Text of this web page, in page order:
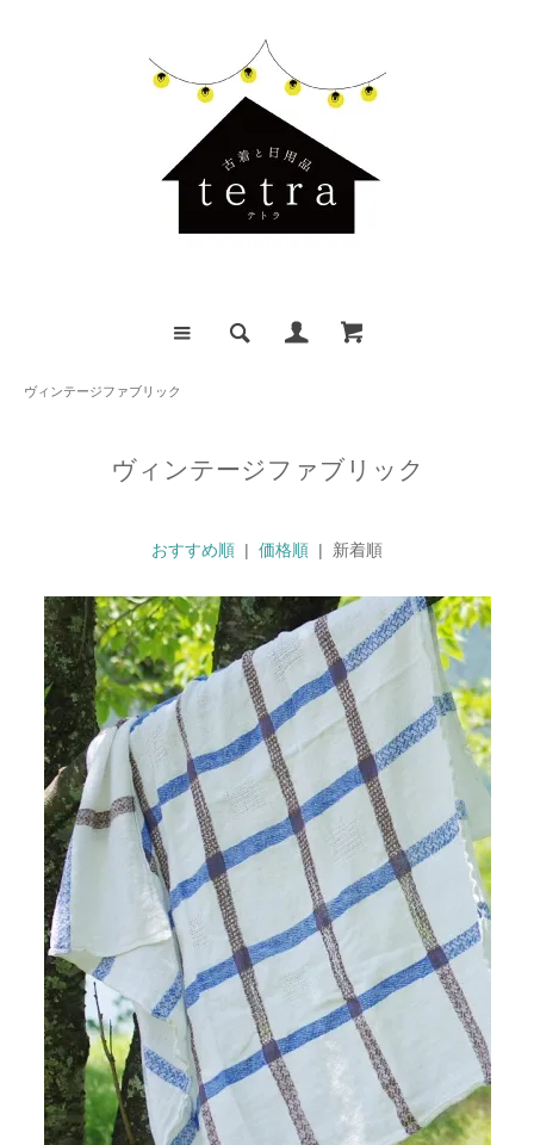
ヴィンテージファブリック
ヴィンテージファブリック
おすすめ順 | 価格順 | 新着順